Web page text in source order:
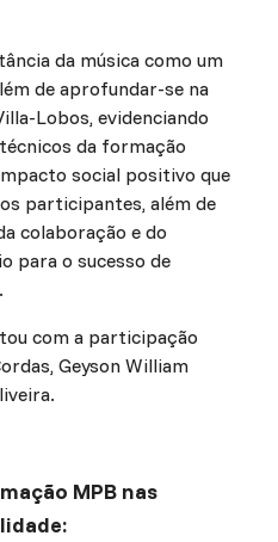
da música como um
de aprofundar-se na
Lobos, evidenciando
da formação
social positivo que
participantes, além de
colaboração e do
para o sucesso de
com a participação
Geyson William
MPB nas